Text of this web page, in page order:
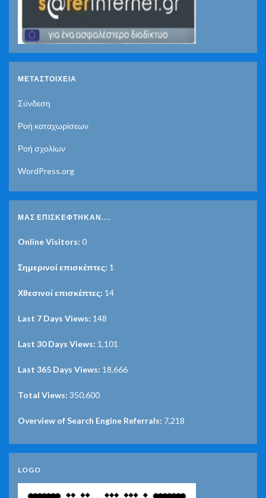
ΜΕΤΑΣΤΟΙΧΕΊΑ
Σύνδεση
Ροή καταχωρίσεων
Ροή σχολίων
WordPress.org
ΜΑΣ ΕΠΙΣΚΈΦΤΗΚΑΝ....
Online Visitors: 0
Σημερινοί επισκέπτες: 1
Χθεσινοί επισκέπτες: 14
Last 7 Days Views: 148
Last 30 Days Views: 1,101
Last 365 Days Views: 18,666
Total Views: 350,600
Overview of Search Engine Referrals: 7,218
LOGO